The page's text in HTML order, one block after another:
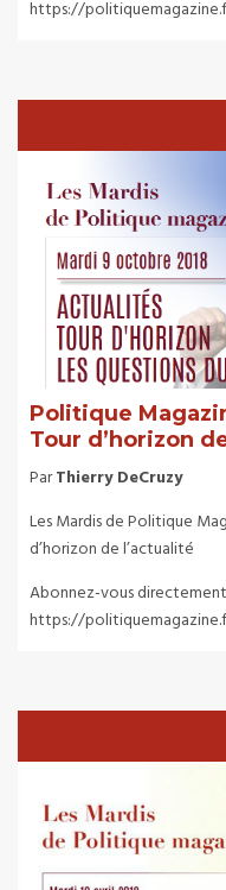
https://
Politique
Tour d’horizon
ParThierry DeCruzy
Les Mardis de Politique
d’horizon de l’actualité
Abonnez-vous
https://